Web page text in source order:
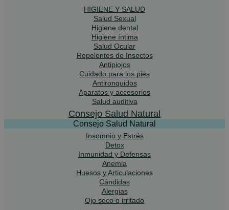
HIGIENE Y SALUD
Salud Sexual
Higiene dental
Higiene íntima
Salud Ocular
Repelentes de Insectos
Antipiojos
Cuidado para los pies
Antironquidos
Aparatos y accesorios
Salud auditiva
Consejo Salud Natural
Consejo Salud Natural
Insomnio y Estrés
Detox
Inmunidad y Defensas
Anemia
Huesos y Articulaciones
Cándidas
Alergias
Ojo seco o irritado